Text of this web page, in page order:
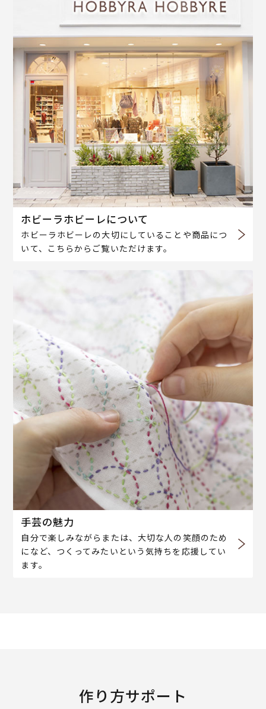
ホビーラホビーレについて
ホビーラホビーレの大切にしていることや商品につ
いて、こちらからご覧いただけます。
手芸の魅力
自分で楽しみながらまたは、大切な人の笑顔のため
になど、つくってみたいという気持ちを応援してい
ます。
作り方サポート